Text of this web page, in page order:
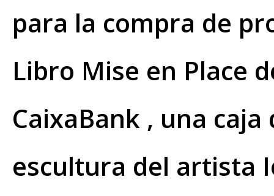
para la compra de
Libro Mise en Place
CaixaBank , una
escultura del artista